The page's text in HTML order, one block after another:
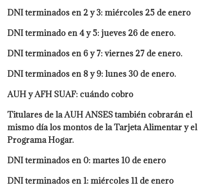
DNI terminados en 2 y 3: miércoles 25 de enero
DNI terminado en 4 y 5: jueves 26 de enero.
DNI terminados en 6 y 7: viernes 27 de enero.
DNI terminados en 8 y 9: lunes 30 de enero.
AUH y AFH SUAF: cuándo cobro
Titulares de la AUH ANSES también cobrarán el
mismo día los montos de la Tarjeta Alimentar y el
Programa Hogar.
DNI terminados en 0: martes 10 de enero
DNI terminados en 1: miércoles 11 de enero